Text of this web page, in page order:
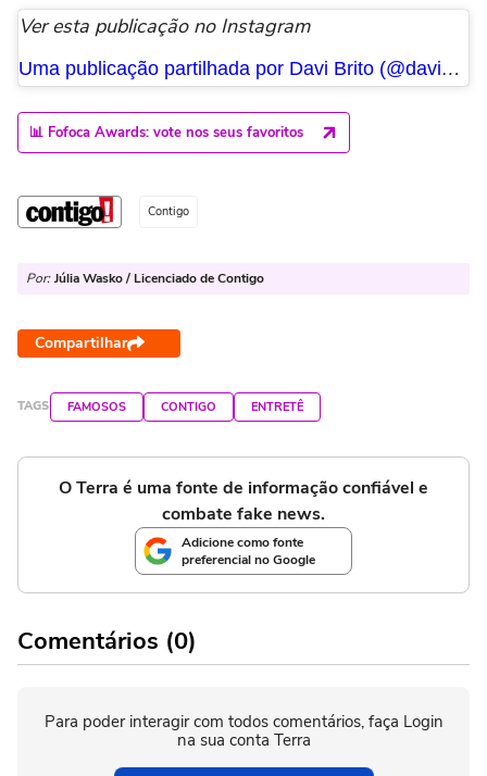
Ver esta publicação no Instagram
Uma publicação partilhada por Davi Brito (@daviooficialll)
📊 Fofoca Awards: vote nos seus favoritos
Contigo
Por: Júlia Wasko / Licenciado de Contigo
Compartilhar
TAGS FAMOSOS CONTIGO ENTRETÊ
O Terra é uma fonte de informação confiável e
combate fake news.
Adicione como fonte
preferencial no Google
Comentários (0)
Para poder interagir com todos comentários, faça Login
na sua conta Terra